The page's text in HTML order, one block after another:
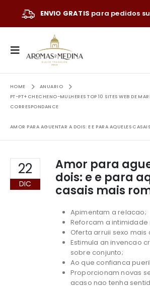
ENVIO GRATIS para pedidos
HOME
ANUARIO
PT-PT+CHECHENO-MULHERES TOP 10 SITES WEB DE
CORRESPONDANCE
AMOR PARA AGUENTAR A DOIS: E E PARA AQUELES
22
DIC
Amor para
dois: e e para
casais mais
Apimentam a relacao;
Reforcam a
Oferta arruii sexo mais
Estimula an invencao
sobre conjunto;
Ao que confianca
Proporcionam novas
acaso nao tenha